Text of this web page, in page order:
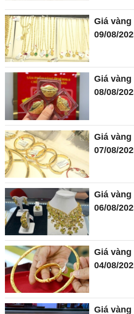
Giá
09/08/
Giá
08/08/
Giá
07/08/
Giá
06/08/
Giá
04/08/
Giá